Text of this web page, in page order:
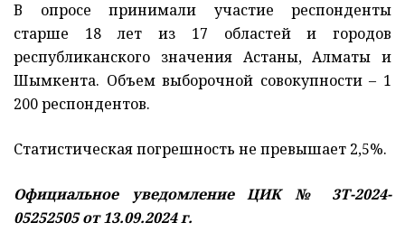
В опросе принимали участие респонденты
старше 18 лет из 17 областей и городов
республиканского значения Астаны, Алматы и
Шымкента. Объем выборочной совокупности – 1
200 респондентов.
Статистическая погрешность не превышает 2,5%.
Официальное уведомление ЦИК № 3Т-2024-
05252505 от 13.09.2024 г.